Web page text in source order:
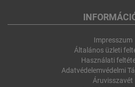
Impresszum
Általános üzleti
Használati
Adatvédelemvédelmi
Áruvisszavét